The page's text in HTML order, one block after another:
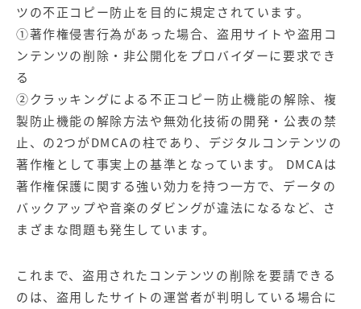
マーケティングサービスの製品
【店舗型ビジネス向け】エリ
ア
【金融機関向け】マーケティ
ング
【IT企業向け】マーケティン
グ
サービス
SNSアカウント運用代行サー
ビス（LINE）
広告プロモーションの製品
【クリニック向け】新規集患
Web広告サービス
Web広告パッケージ
【塾・個別塾業界向け】新規
集客Web広告パッケージ
サイトアクセス増加パッケー
ジ
ツの不正コピー防止を目的に規定されています。
①著作権侵害行為があった場合、盗用サイトや盗用コ
ンテンツの削除・非公開化をプロバイダーに要求でき
る
②クラッキングによる不正コピー防止機能の解除、複
製防止機能の解除方法や無効化技術の開発・公表の禁
止、の2つがDMCAの柱であり、デジタルコンテンツの
著作権として事実上の基準となっています。 DMCAは
著作権保護に関する強い効力を持つ一方で、データの
バックアップや音楽のダビングが違法になるなど、さ
まざまな問題も発生しています。
これまで、盗用されたコンテンツの削除を要請できる
のは、盗用したサイトの運営者が判明している場合に